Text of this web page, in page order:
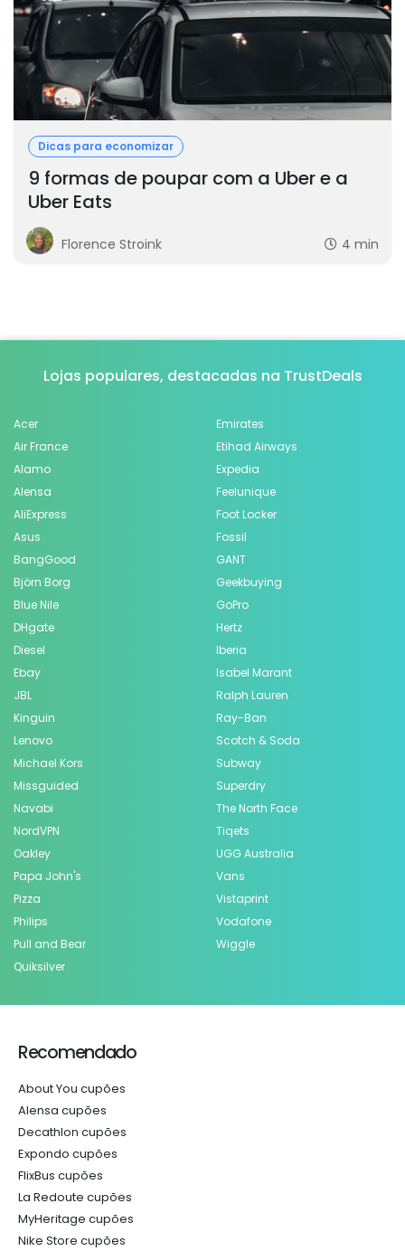
Dicas para economizar
9 formas de poupar com a Uber e a
Uber Eats
Florence Stroink 4 min
Lojas populares, destacadas na TrustDeals
Acer
Air France
Alamo
Alensa
AliExpress
Asus
BangGood
Björn Borg
Blue Nile
DHgate
Diesel
Ebay
Emirates
Etihad Airways
Expedia
Feelunique
Foot Locker
Fossil
GANT
Geekbuying
GoPro
Hertz
Iberia
Isabel Marant
JBL
Kinguin
Lenovo
Michael Kors
Missguided
Navabi
NordVPN
Oakley
Papa John's
Pizza
Philips
Pull and Bear
Quiksilver
Ralph Lauren
Ray-Ban
Scotch & Soda
Subway
Superdry
The North Face
Tiqets
UGG Australia
Vans
Vistaprint
Vodafone
Wiggle
Recomendado
About You cupões
Alensa cupões
Decathlon cupões
Expondo cupões
FlixBus cupões
La Redoute cupões
MyHeritage cupões
Nike Store cupões